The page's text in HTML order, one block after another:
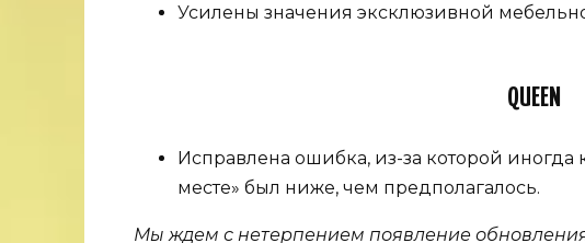
Усилены значения эксклюзивной
QUEEN
Исправлена ​​ошибка, из-за которой иногда
месте» был ниже, чем предполагалось.
Мы ждем с нетерпением появление обновления